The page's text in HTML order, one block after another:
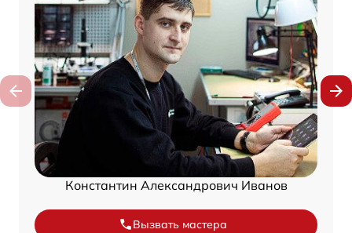
Константин Александрович Иванов
Вызвать мастера